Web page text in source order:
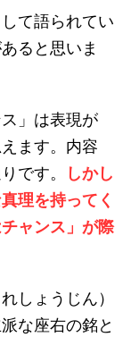
て語られてい
ると思いま
」は表現が
ます。内容
です。
しかし
理を持ってく
ャンス」が際
しょうじん）
な座右の銘と